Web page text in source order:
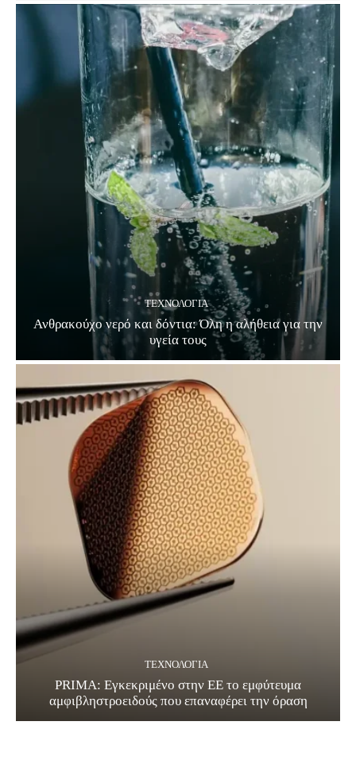
ΤΕΧΝΟΛΟΓΊΑ
Ανθρακούχο νερό και δόντια: Όλη η αλήθεια για την
υγεία τους
ΤΕΧΝΟΛΟΓΊΑ
PRIMA: Εγκεκριμένο στην ΕΕ το εμφύτευμα
αμφιβληστροειδούς που επαναφέρει την όραση